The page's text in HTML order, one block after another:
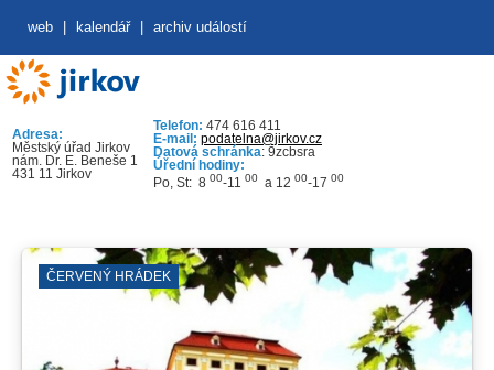
web kalendář archiv událostí
Adresa:
Městský úřad Jirkov
nám. Dr. E. Beneše 1
431 11 Jirkov
Telefon: 474 616 411
E-mail: podatelna@jirkov.cz
Datová schránka: 9zcbsra
Úřední hodiny:
Po, St: 8 00-11 00 a 12 00-17 00
ČERVENÝ HRÁDEK